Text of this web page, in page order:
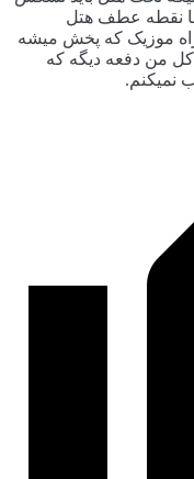
نقطه عطف هتل
موزیک که پخش میشه
من دفعه دیگه که
نمیکنم.